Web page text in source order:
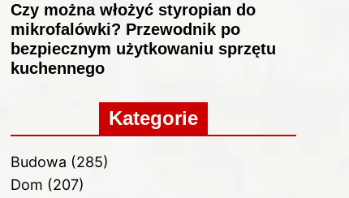
Czy można włożyć styropian do
mikrofalówki? Przewodnik po
bezpiecznym użytkowaniu sprzętu
kuchennego
Kategorie
Budowa (285)
Dom (207)